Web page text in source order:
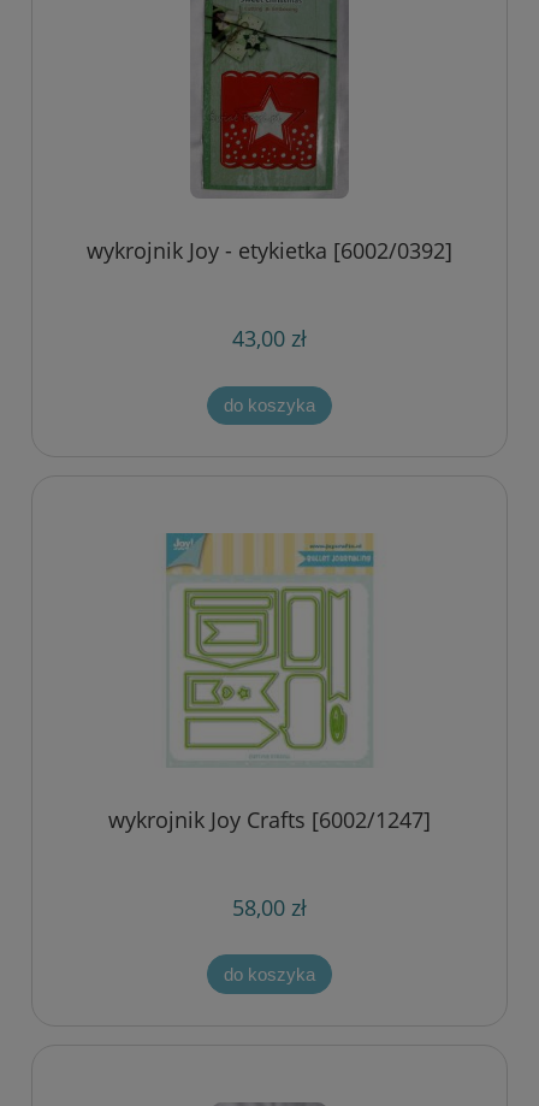
wykrojnik Joy - etykietka [6002/0392]
43,00 zł
do koszyka
wykrojnik Joy Crafts [6002/1247]
58,00 zł
do koszyka